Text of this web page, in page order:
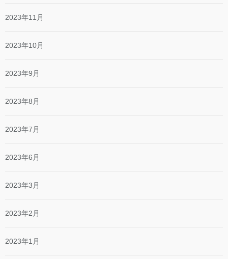
2023年11月
2023年10月
2023年9月
2023年8月
2023年7月
2023年6月
2023年3月
2023年2月
2023年1月